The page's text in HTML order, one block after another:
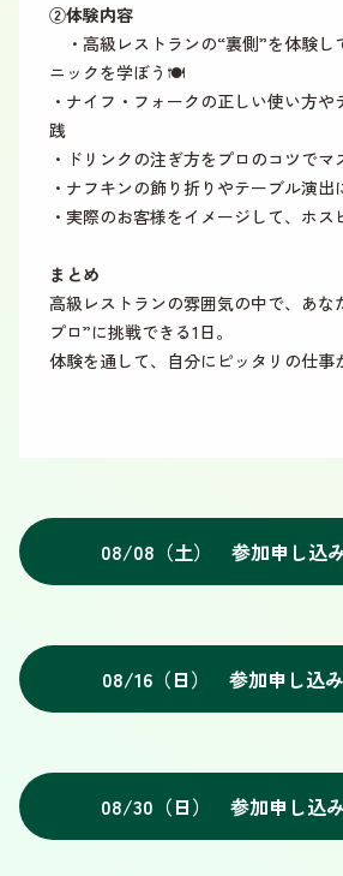
②体験内容
・高級レストランの“裏側”を体験し
ニックを学ぼう🍽️
・ナイフ・フォークの正しい使い方
践
・ドリンクの注ぎ方をプロのコツでマ
・ナフキンの飾り折りやテーブル演出
・実際のお客様をイメージして、ホ
まとめ
高級レストランの雰囲気の中で、あな
プロ”に挑戦できる1日。
体験を通して、自分にピッタリの仕事
08/08（土） 参加申し込
08/16（日） 参加申し込み
08/30（日） 参加申し込み